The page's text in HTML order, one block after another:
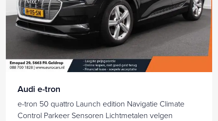
Audi e-tron
e-tron 50 quattro Launch edition Navigatie Climate
Control Parkeer Sensoren Lichtmetalen velgen